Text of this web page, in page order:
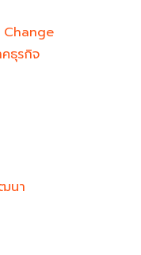
ธุรกิจ
นา